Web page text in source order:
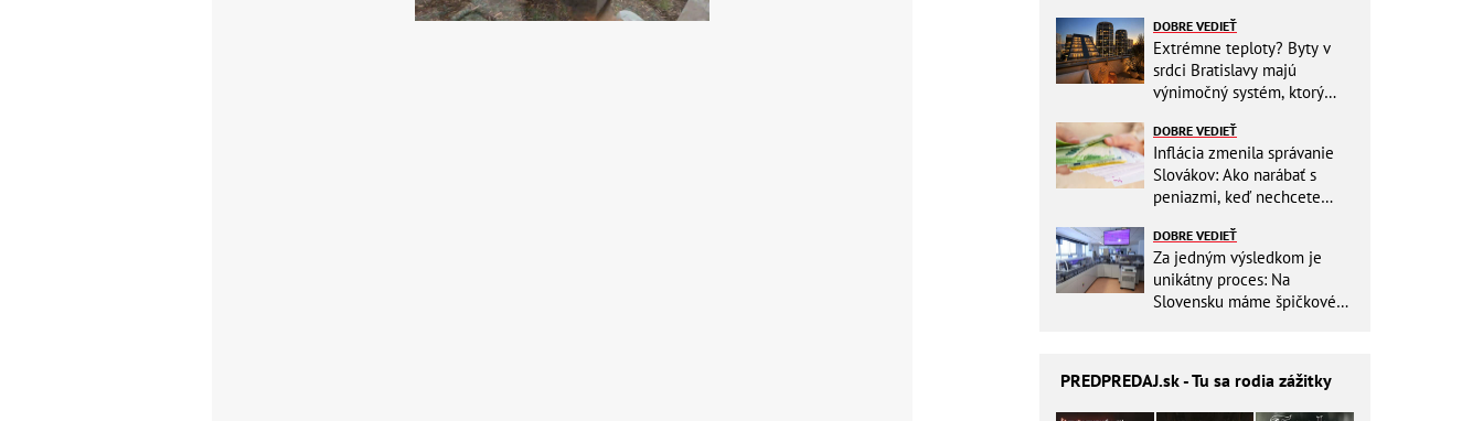
DOBRE VEDIEŤ
Extrémne teploty? Byty v
srdci Bratislavy majú
výnimočný systém, ktorý
DOBRE VEDIEŤ
Inflácia zmenila správanie
Slovákov: Ako narábať s
peniazmi, keď nechcete
DOBRE VEDIEŤ
Za jedným výsledkom je
unikátny proces: Na
Slovensku máme špičkové
PREDPREDAJ.sk - Tu sa rodia zážitky